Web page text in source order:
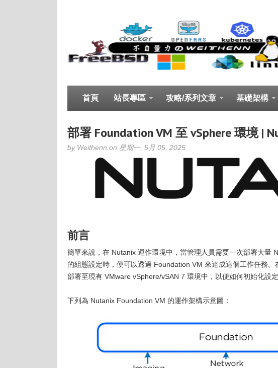
首頁 站長專區 攻略/系列文章 基礎架構
部署 Foundation VM 至 vSphere 環境 |
by Weithenn on 星期一, 5月 05, 2025
前言
簡單來說，在 Nutanix 運作環境中，當管理人員需要一次部署大量
的組態設定時，便可以透過 Foundation VM 來達成這個工作任務
部署至現有 VMware vSphere/vSAN 7 環境中，以便如何初始化設
下列為 Nutanix Foundation VM 的運作架構示意圖：